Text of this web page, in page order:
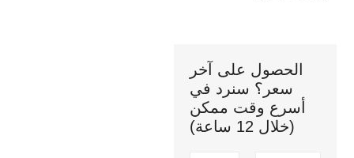
الحصول على آخر
سعر؟ سنرد في
أسرع وقت ممكن
(خلال 12 ساعة)